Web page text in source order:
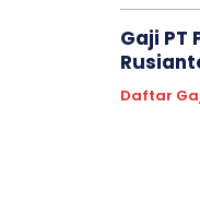
Gaji PT
Daftar